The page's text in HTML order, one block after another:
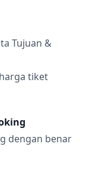
Tujuan &
tiket
dengan benar